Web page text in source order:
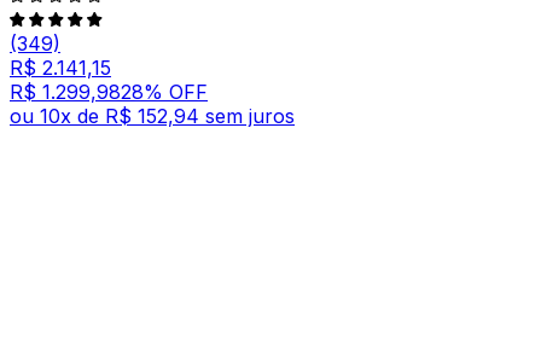
(349)
R$ 2.141,15
R$ 1.299,9828% OFF
ou 10x de R$ 152,94 sem juros